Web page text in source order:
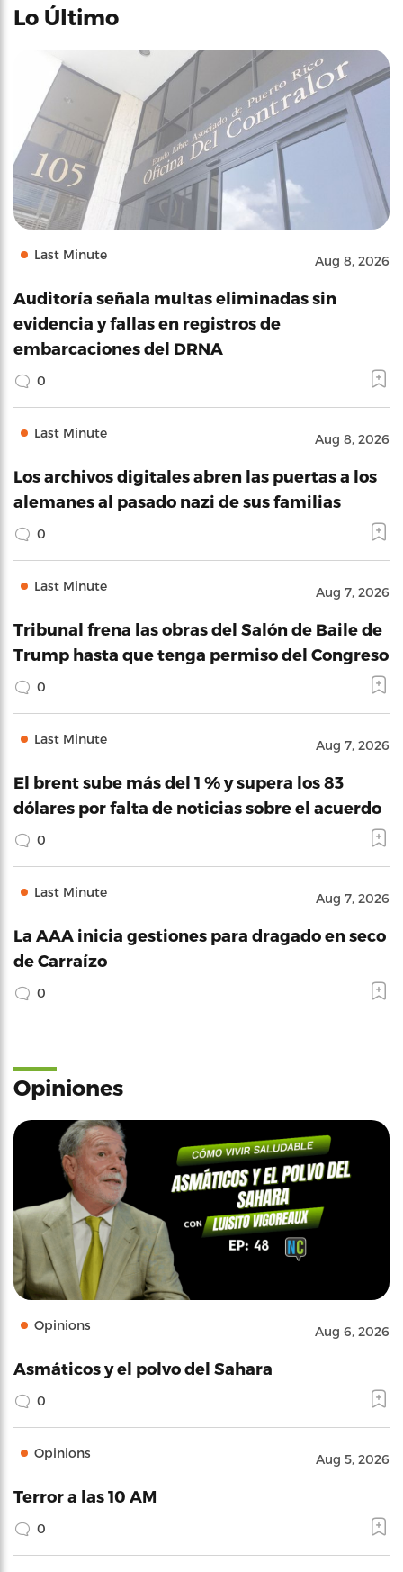
Lo Último
Last Minute Aug 8, 2026
Auditoría señala multas eliminadas sin
evidencia y fallas en registros de
embarcaciones del DRNA
0
Last Minute Aug 8, 2026
Los archivos digitales abren las puertas a los
alemanes al pasado nazi de sus familias
0
Last Minute Aug 7, 2026
Tribunal frena las obras del Salón de Baile de
Trump hasta que tenga permiso del Congreso
0
Last Minute Aug 7, 2026
El brent sube más del 1 % y supera los 83
dólares por falta de noticias sobre el acuerdo
0
Last Minute Aug 7, 2026
La AAA inicia gestiones para dragado en seco
de Carraízo
0
Opiniones
Opinions Aug 6, 2026
Asmáticos y el polvo del Sahara
0
Opinions Aug 5, 2026
Terror a las 10 AM
0